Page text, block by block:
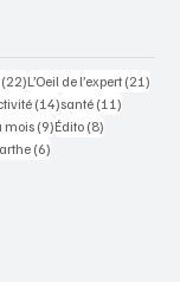
(22)22 posts
L’Oeil de l’expert (21)
(14)14 posts
santé (11)
mois (9)9 posts
Édito (8)
(6)